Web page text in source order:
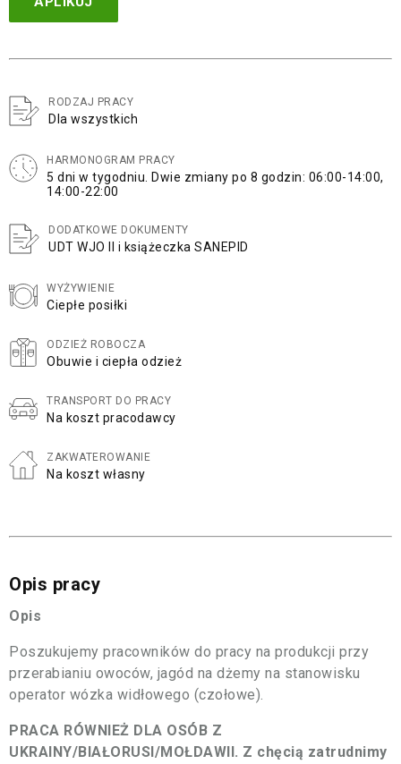
RODZAJ PRACY
Dla wszystkich
HARMONOGRAM PRACY
5 dni w tygodniu. Dwie zmiany po 8 godzin: 06:00-14:00,
14:00-22:00
DODATKOWE DOKUMENTY
UDT WJO II i książeczka SANEPID
WYŻYWIENIE
Ciepłe posiłki
ODZIEŻ ROBOCZA
Obuwie i ciepła odzież
TRANSPORT DO PRACY
Na koszt pracodawcy
ZAKWATEROWANIE
Na koszt własny
Opis pracy
Opis
Poszukujemy pracowników do pracy na produkcji przy
przerabianiu owoców, jagód na dżemy na stanowisku
operator wózka widłowego (czołowe).
PRACA RÓWNIEŻ DLA OSÓB Z
UKRAINY/BIAŁORUSI/MOŁDAWII. Z chęcią zatrudnimy